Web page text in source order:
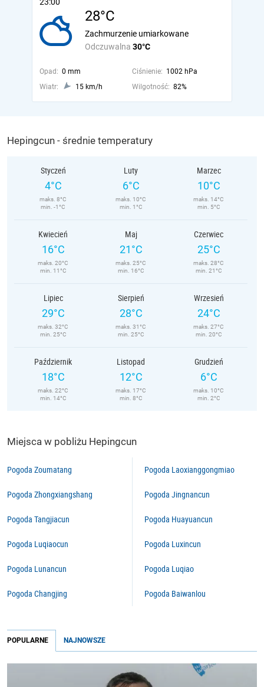
28°C
Odczuwalna 30°C
Zachmurzenie umiarkowane
Opad: 0 mm Ciśnienie: 1002 hPa
Wiatr:
15 km/h Wilgotność: 82%
Hepingcun - średnie temperatury
Styczeń
4°C
maks. 8°C
min. -1°C
Luty
6°C
maks. 10°C
min. 1°C
Marzec
10°C
maks. 14°C
min. 5°C
Kwiecień
16°C
maks. 20°C
min. 11°C
Maj
21°C
maks. 25°C
min. 16°C
Czerwiec
25°C
maks. 28°C
min. 21°C
Lipiec
29°C
maks. 32°C
min. 25°C
Sierpień
28°C
maks. 31°C
min. 25°C
Wrzesień
24°C
maks. 27°C
min. 20°C
Październik
18°C
maks. 22°C
min. 14°C
Listopad
12°C
maks. 17°C
min. 8°C
Grudzień
6°C
maks. 10°C
min. 2°C
Miejsca w pobliżu Hepingcun
Pogoda Zoumatang
Pogoda Zhongxiangshang
Pogoda Tangjiacun
Pogoda Luqiaocun
Pogoda Lunancun
Pogoda Changjing
Pogoda Laoxianggongmiao
Pogoda Jingnancun
Pogoda Huayuancun
Pogoda Luxincun
Pogoda Luqiao
Pogoda Baiwanlou
POPULARNE NAJNOWSZE